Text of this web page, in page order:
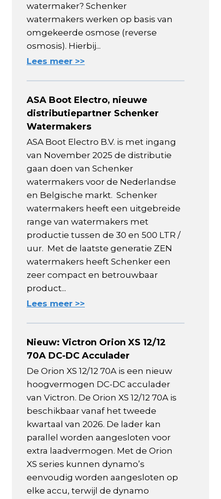
watermaker? Schenker
watermakers werken op basis van
omgekeerde osmose (reverse
osmosis). Hierbij...
Lees meer >>
ASA Boot Electro, nieuwe
distributiepartner Schenker
Watermakers
ASA Boot Electro B.V. is met ingang
van November 2025 de distributie
gaan doen van Schenker
watermakers voor de Nederlandse
en Belgische markt. Schenker
watermakers heeft een uitgebreide
range van watermakers met
productie tussen de 30 en 500 LTR /
uur. Met de laatste generatie ZEN
watermakers heeft Schenker een
zeer compact en betrouwbaar
product...
Lees meer >>
Nieuw: Victron Orion XS 12/12
70A DC-DC Acculader
De Orion XS 12/12 70A is een nieuw
hoogvermogen DC-DC acculader
van Victron. De Orion XS 12/12 70A is
beschikbaar vanaf het tweede
kwartaal van 2026. De lader kan
parallel worden aangesloten voor
extra laadvermogen. Met de Orion
XS series kunnen dynamo’s
eenvoudig worden aangesloten op
elke accu, terwijl de dynamo